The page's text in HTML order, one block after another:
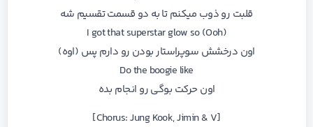
قلبت رو ذوب میکنم تا به دو قسمت تقسیم شه
I got that superstar glow so (Ooh)
اون درخشش سوپراستار بودن رو دارم پس (اوه)
Do the boogie like
اون حرکت بوگی رو انجام بده
[Chorus: Jung Kook, Jimin & V]